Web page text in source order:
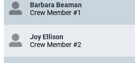
Barbara Beaman
Crew Member #1
Joy Ellison
Crew Member #2